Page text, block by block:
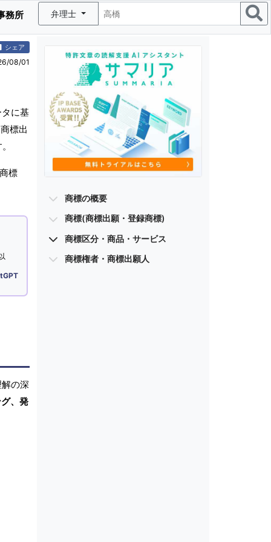
務所 弁理士
シェア
08/01
に基
標出
標
の深
、発
商標の概要
商標(商標出願・登録商標)
商標区分・商品・サービス
商標権者・商標出願人